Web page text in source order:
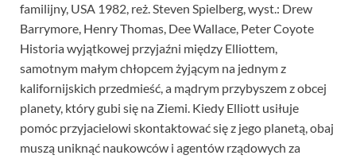
familijny, USA 1982, reż. Steven Spielberg, wyst.: Drew
Barrymore, Henry Thomas, Dee Wallace, Peter Coyote
Historia wyjątkowej przyjaźni między Elliottem,
samotnym małym chłopcem żyjącym na jednym z
kalifornijskich przedmieść, a mądrym przybyszem z obcej
planety, który gubi się na Ziemi. Kiedy Elliott usiłuje
pomóc przyjacielowi skontaktować się z jego planetą, obaj
muszą uniknąć naukowców i agentów rządowych za